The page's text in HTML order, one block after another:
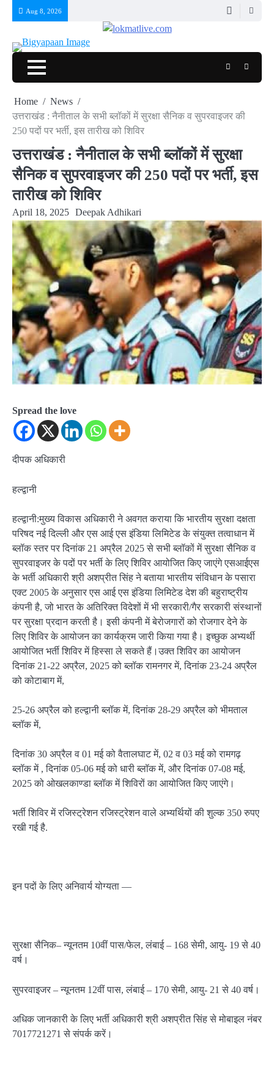
Aug 8, 2026
Facebook
Home
News
उत्तराखंड : नैनीताल के सभी ब्लॉकों में सुरक्षा सैनिक व सुपरवाइजर की
250 पदों पर भर्ती, इस तारीख को शिविर
उत्तराखंड : नैनीताल के सभी ब्लॉकों में सुरक्षा
सैनिक व सुपरवाइजर की 250 पदों पर भर्ती, इस
तारीख को शिविर
April 18, 2025 Deepak Adhikari
Spread the love
दीपक अधिकारी
हल्द्वानी
हल्द्वानी:मुख्य विकास अधिकारी ने अवगत कराया कि भारतीय सुरक्षा दक्षता
परिषद नई दिल्ली और एस आई एस इंडिया लिमिटेड के संयुक्त तत्वाधान में
ब्लॉक स्तर पर दिनांक 21 अप्रैल 2025 से सभी ब्लॉकों में सुरक्षा सैनिक व
सुपरवाइजर के पदों पर भर्ती के लिए शिविर आयोजित किए जाएंगे एसआईएस
के भर्ती अधिकारी श्री अशप्रीत सिंह ने बताया भारतीय संविधान के पसारा
एक्ट 2005 के अनुसार एस आई एस इंडिया लिमिटेड देश की बहुराष्ट्रीय
कंपनी है, जो भारत के अतिरिक्त विदेशों में भी सरकारी/गैर सरकारी संस्थानों
पर सुरक्षा प्रदान करती है। इसी कंपनी में बेरोजगारों को रोजगार देने के
लिए शिविर के आयोजन का कार्यक्रम जारी किया गया है। इच्छुक अभ्यर्थी
आयोजित भर्ती शिविर में हिस्सा ले सकते हैं।उक्त शिविर का आयोजन
दिनांक 21-22 अप्रैल, 2025 को ब्लॉक रामनगर में, दिनांक 23-24 अप्रैल
को कोटाबाग में,
25-26 अप्रैल को हल्द्वानी ब्लॉक में, दिनांक 28-29 अप्रैल को भीमताल
ब्लॉक में,
दिनांक 30 अप्रैल व 01 मई को वैतालघाट में, 02 व 03 मई को रामगढ़
ब्लॉक में , दिनांक 05-06 मई को धारी ब्लॉक में, और दिनांक 07-08 मई,
2025 को ओखलकाण्डा ब्लॉक में शिविरों का आयोजित किए जाएंगे।
भर्ती शिविर में रजिस्ट्रेशन रजिस्ट्रेशन वाले अभ्यर्थियों की शुल्क 350 रुपए
रखी गई है.
इन पदों के लिए अनिवार्य योग्यता —
सुरक्षा सैनिक– न्यूनतम 10वीं पास/फेल, लंबाई – 168 सेमी, आयु- 19 से 40
वर्ष।
सुपरवाइजर – न्यूनतम 12वीं पास, लंबाई – 170 सेमी, आयु- 21 से 40 वर्ष।
अधिक जानकारी के लिए भर्ती अधिकारी श्री अशप्रीत सिंह से मोबाइल नंबर
7017721271 से संपर्क करें।